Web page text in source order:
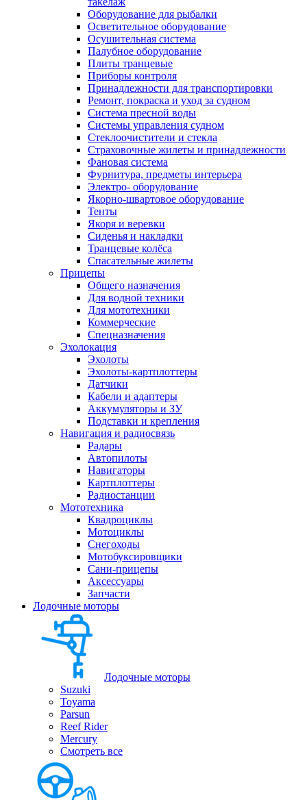
Оборудование для рыбалки
Осветительное оборудование
Осушительная система
Палубное оборудование
Плиты транцевые
Приборы контроля
Принадлежности для транспортировки
Ремонт, покраска и уход за судном
Система пресной воды
Системы управления судном
Стеклоочистители и стекла
Страховочные жилеты и принадлежности
Фановая система
Фурнитура, предметы интерьера
Электро- оборудование
Якорно-швартовое оборудование
Тенты
Якоря и веревки
Сиденья и накладки
Транцевые колёса
Спасательные жилеты
Прицепы
Общего назначения
Для водной техники
Для мототехники
Коммерческие
Спецназначения
Эхолокация
Эхолоты
Эхолоты-картплоттеры
Датчики
Кабели и адаптеры
Аккумуляторы и ЗУ
Подставки и крепления
Навигация и радиосвязь
Радары
Автопилоты
Навигаторы
Картплоттеры
Радиостанции
Мототехника
Квадроциклы
Мотоциклы
Снегоходы
Мотобуксировщики
Сани-прицепы
Аксессуары
Запчасти
Лодочные моторы
Лодочные моторы
Suzuki
Toyama
Parsun
Reef Rider
Mercury
Смотреть все